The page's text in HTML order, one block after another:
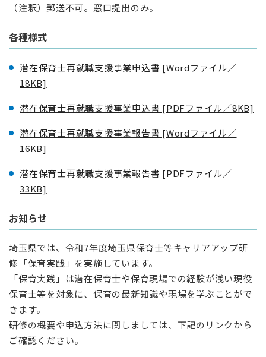
（注釈）郵送不可。窓口提出のみ。
各種様式
潜在保育士再就職支援事業申込書 [Wordファイル／
18KB]
潜在保育士再就職支援事業申込書 [PDFファイル／8KB]
潜在保育士再就職支援事業報告書 [Wordファイル／
16KB]
潜在保育士再就職支援事業報告書 [PDFファイル／
33KB]
お知らせ
埼玉県では、令和7年度埼玉県保育士等キャリアアップ研
修「保育実践」を実施しています。
「保育実践」は潜在保育士や保育現場での経験が浅い現役
保育士等を対象に、保育の最新知識や現場を学ぶことがで
きます。
研修の概要や申込方法に関しましては、下記のリンクから
ご確認ください。